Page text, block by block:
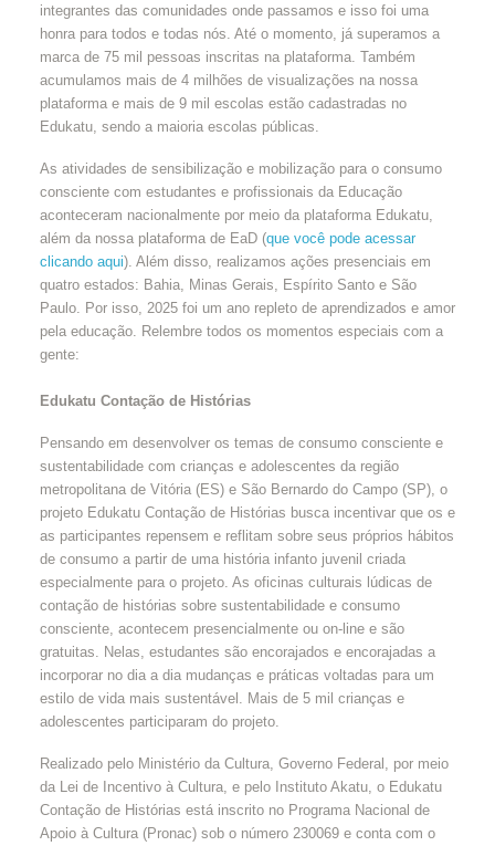
integrantes das comunidades onde passamos e isso foi uma
honra para todos e todas nós. Até o momento, já superamos a
marca de 75 mil pessoas inscritas na plataforma. Também
acumulamos mais de 4 milhões de visualizações na nossa
plataforma e mais de 9 mil escolas estão cadastradas no
Edukatu, sendo a maioria escolas públicas.
As atividades de sensibilização e mobilização para o consumo
consciente com estudantes e profissionais da Educação
aconteceram nacionalmente por meio da plataforma Edukatu,
além da nossa plataforma de EaD (que você pode acessar
clicando aqui). Além disso, realizamos ações presenciais em
quatro estados: Bahia, Minas Gerais, Espírito Santo e São
Paulo. Por isso, 2025 foi um ano repleto de aprendizados e amor
pela educação. Relembre todos os momentos especiais com a
gente:
Edukatu Contação de Histórias
Pensando em desenvolver os temas de consumo consciente e
sustentabilidade com crianças e adolescentes da região
metropolitana de Vitória (ES) e São Bernardo do Campo (SP), o
projeto Edukatu Contação de Histórias busca incentivar que os e
as participantes repensem e reflitam sobre seus próprios hábitos
de consumo a partir de uma história infanto juvenil criada
especialmente para o projeto. As oficinas culturais lúdicas de
contação de histórias sobre sustentabilidade e consumo
consciente, acontecem presencialmente ou on-line e são
gratuitas. Nelas, estudantes são encorajados e encorajadas a
incorporar no dia a dia mudanças e práticas voltadas para um
estilo de vida mais sustentável. Mais de 5 mil crianças e
adolescentes participaram do projeto.
Realizado pelo Ministério da Cultura, Governo Federal, por meio
da Lei de Incentivo à Cultura, e pelo Instituto Akatu, o Edukatu
Contação de Histórias está inscrito no Programa Nacional de
Apoio à Cultura (Pronac) sob o número 230069 e conta com o